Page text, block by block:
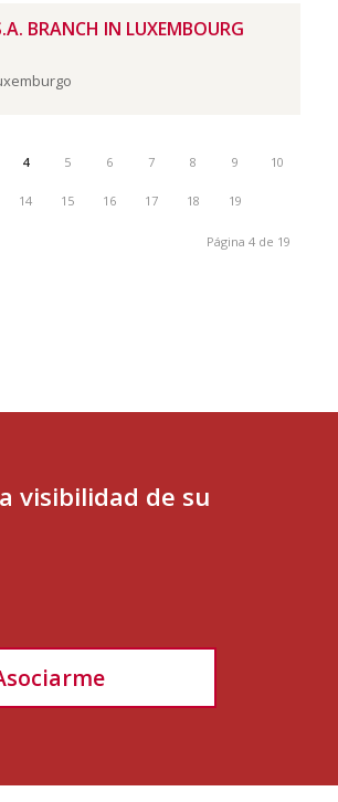
BRANCH IN LUXEMBOURG
4 5 6 7 8 9 10
14 15 16 17 18 19
Página 4 de 19
visibilidad de su